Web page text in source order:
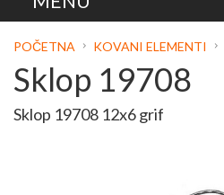
POČETNA KOVANI ELEMENTI
Sklop 19708
Sklop 19708 12x6 grif